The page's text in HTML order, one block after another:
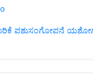
ಪಶುಸಂಗೋಪನೆ